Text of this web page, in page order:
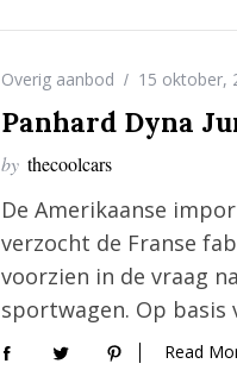
Overig aanbod 15 oktober,
Panhard Dyna
by thecoolcars
De Amerikaanse
verzocht de Franse
voorzien in de vraag
sportwagen. Op basis
Read